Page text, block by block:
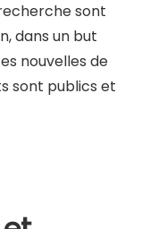
sont
dans un but
nouvelles de
sont publics et